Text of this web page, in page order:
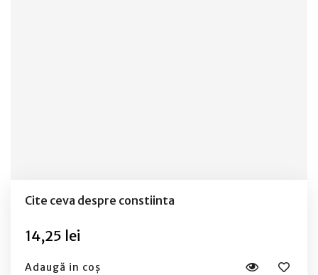
Cite ceva despre constiinta
14,25 lei
Adaugă in coș